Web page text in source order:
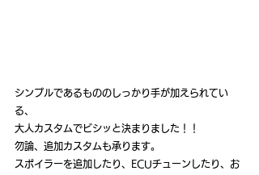
シンプルであるもののしっかり手が加えられてい
る、
大人カスタムでビシッと決まりました！！
勿論、追加カスタムも承ります。
スポイラーを追加したり、ECUチューンしたり、お